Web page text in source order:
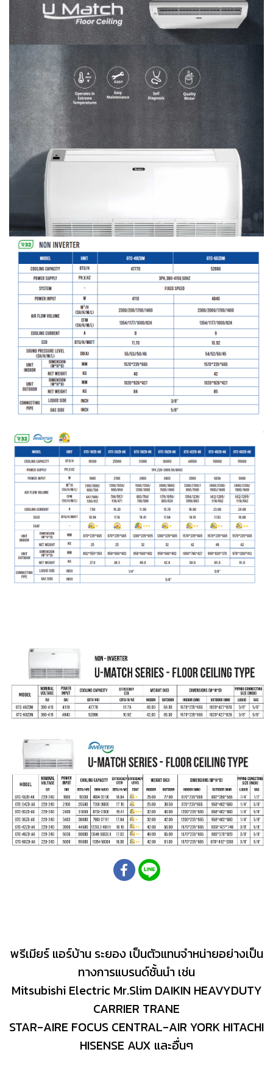
พรีเมียร์ แอร์บ้าน ระยอง เป็นตัวแทนจำหน่ายอย่างเป็น
ทางการแบรนด์ชั้นนำ เช่น
Mitsubishi Electric Mr.Slim DAIKIN HEAVYDUTY
CARRIER TRANE
STAR-AIRE FOCUS CENTRAL-AIR YORK HITACHI
HISENSE AUX และอื่นๆ